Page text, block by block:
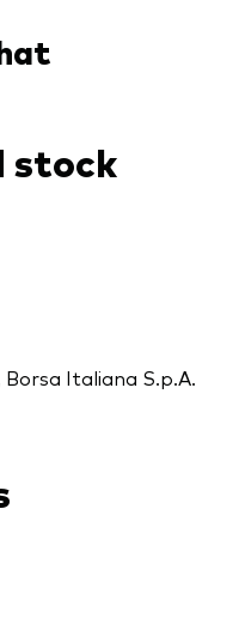
stock
Italiana S.p.A.